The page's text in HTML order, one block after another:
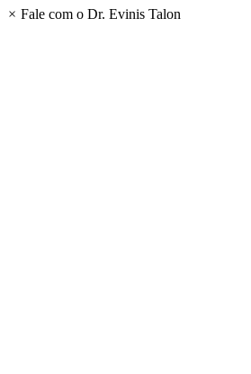
× Fale com o Dr. Evinis Talon